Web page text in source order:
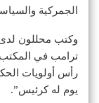
الجمركية
وكتب محللون
ترامب في المكتب
رأس أولويات
يوم له كرئيس”.